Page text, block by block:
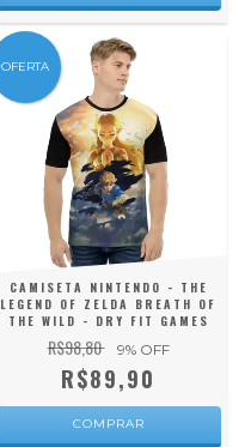
OFERTA
CAMISETA NINTENDO - THE
LEGEND OF ZELDA BREATH OF
THE WILD - DRY FIT GAMES
R$98,80 9% OFF
R$89,90
COMPRAR